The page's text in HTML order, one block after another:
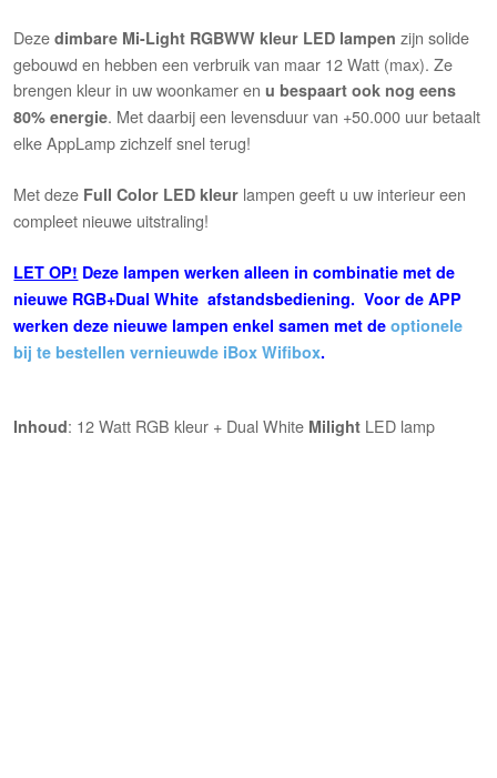
Deze dimbare Mi-Light RGBWW kleur LED lampen zijn solide
gebouwd en hebben een verbruik van maar 12 Watt (max). Ze
brengen kleur in uw woonkamer enu bespaart ook nog eens
80% energie. Met daarbij een levensduur van +50.000 uur betaalt
elke AppLamp zichzelf snel terug!
Met deze Full Color LED kleur lampen geeft u uw interieur een
compleet nieuwe uitstraling!
LET OP! Deze lampen werken alleen in combinatie met de
nieuwe RGB+Dual White afstandsbediening.Voor de APP
werken deze nieuwe lampen enkel samen met deoptionele
bij te bestellen vernieuwde iBox Wifibox.
Inhoud: 12 Watt RGB kleur + Dual White Milight LED lamp